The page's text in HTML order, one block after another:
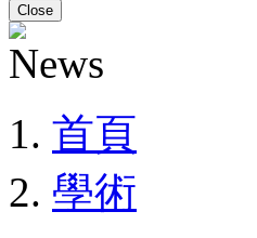
Close
首頁
學術